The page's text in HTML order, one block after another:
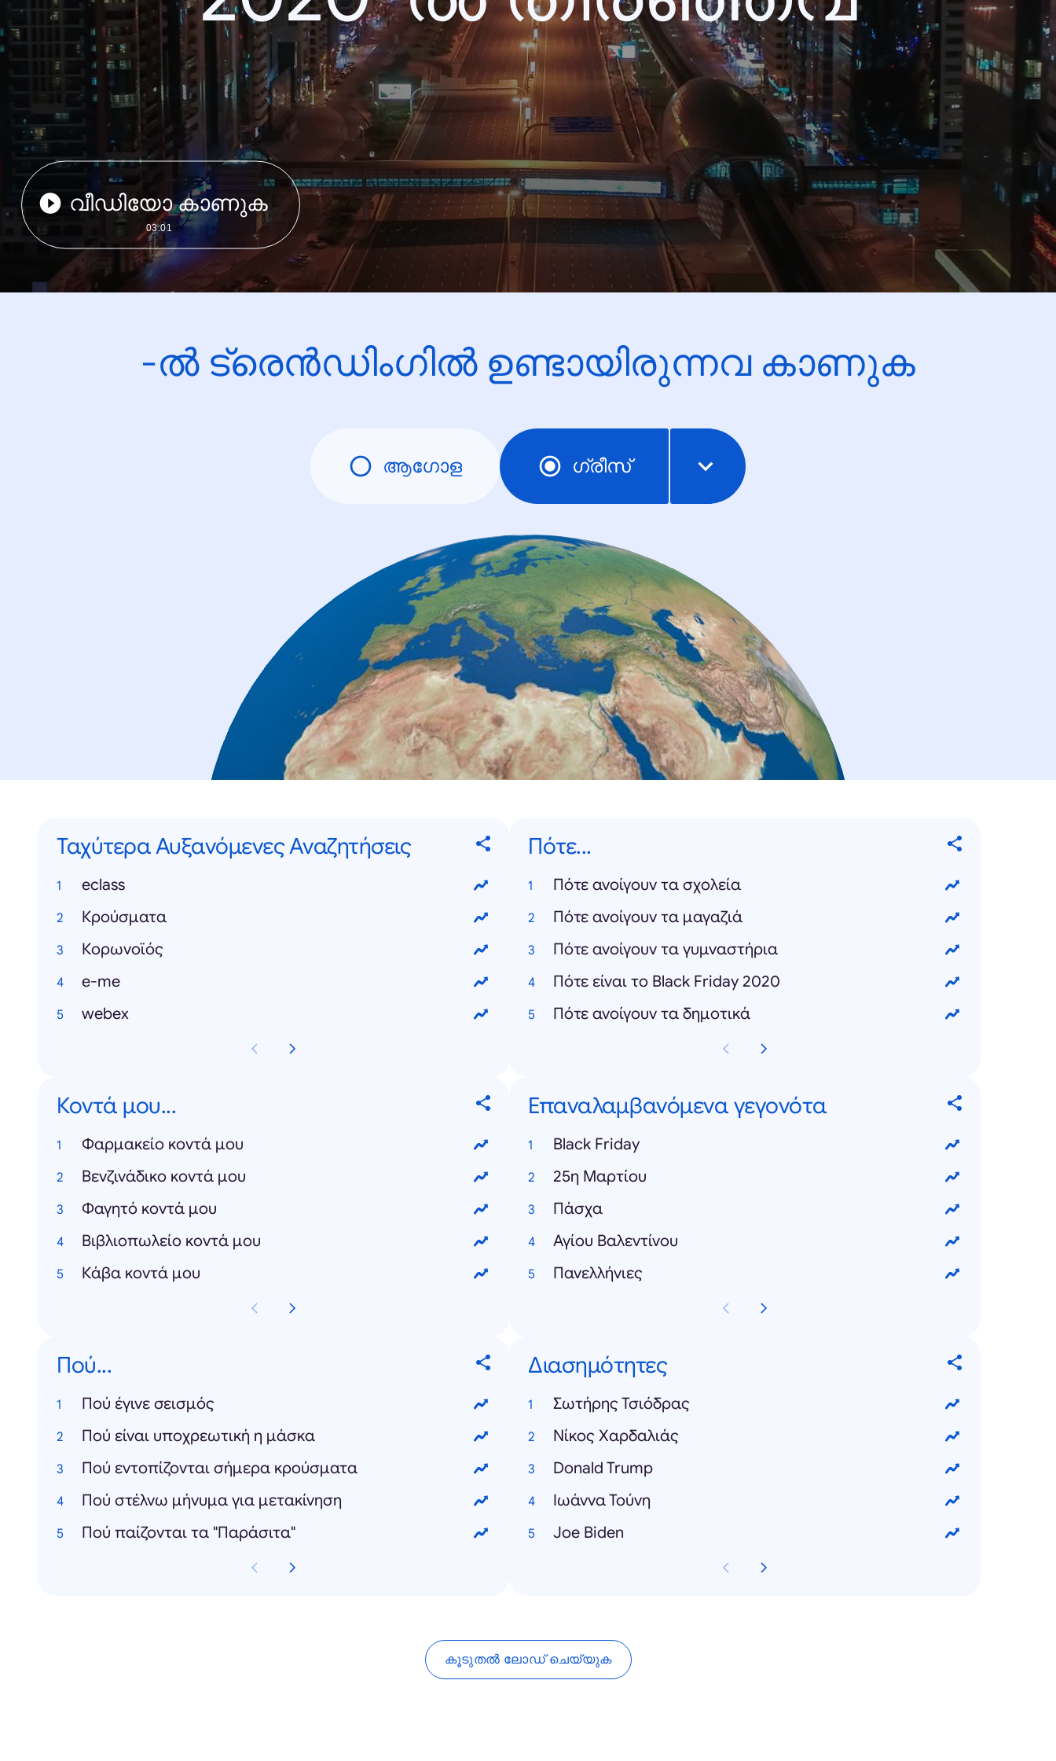
വീഡിയോ കാണുക
03:01
-ൽ ട്രെൻഡിംഗിൽ ഉണ്ടായിരുന്നവ കാണുക
ആഗോള ഗ്രീസ്
Ταχύτερα Αυξανόμενες Αναζητήσεις
eclass
Κρούσματα
Κορωνοϊός
e-me
webex
Πότε...
Πότε ανοίγουν τα σχολεία
Πότε ανοίγουν τα μαγαζιά
Πότε ανοίγουν τα γυμναστήρια
Πότε είναι το Black Friday 2020
Πότε ανοίγουν τα δημοτικά
Κοντά μου...
Φαρμακείο κοντά μου
Βενζινάδικο κοντά μου
Φαγητό κοντά μου
Βιβλιοπωλείο κοντά μου
Κάβα κοντά μου
Επαναλαμβανόμενα γεγονότα
Black Friday
25η Μαρτίου
Πάσχα
Αγίου Βαλεντίνου
Πανελλήνιες
Πού...
Πού έγινε σεισμός
Πού είναι υποχρεωτική η μάσκα
Πού εντοπίζονται σήμερα κρούσματα
Πού στέλνω μήνυμα για μετακίνηση
Πού παίζονται τα "Παράσιτα"
Διασημότητες
Σωτήρης Τσιόδρας
Νίκος Χαρδαλιάς
Donald Trump
Ιωάννα Τούνη
Joe Biden
കൂടുതൽ ലോഡ് ചെയ്യുക